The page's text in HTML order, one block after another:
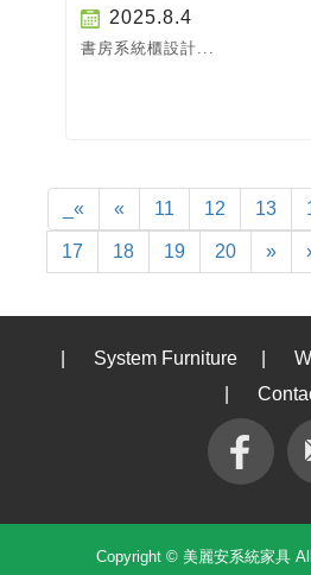
2025.8.4
書房系統櫃設計...
_« « 11 12 13
17 18 19 20 »
System Furniture
Copyright © 美麗安系統家具